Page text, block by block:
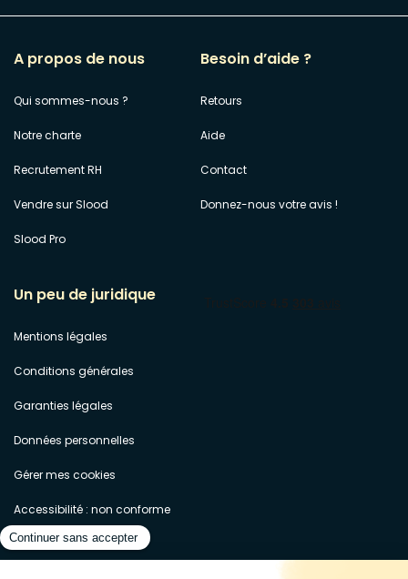
A propos de nous
Qui sommes-nous ?
Notre charte
Recrutement RH
Vendre sur Slood
Slood Pro
Besoin d’aide ?
Retours
Aide
Contact
Donnez-nous votre avis !
Un peu de juridique
Mentions légales
Conditions générales
Garanties légales
Données personnelles
Gérer mes cookies
Accessibilité : non conforme